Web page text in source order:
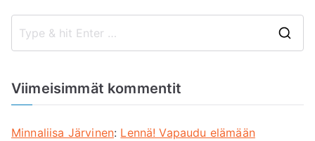
Viimeisimmät kommentit
Minnaliisa Järvinen: Lennä! Vapaudu elämään